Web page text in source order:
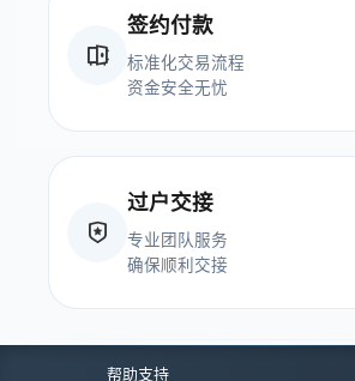
签约付款
标准化交易流程
资金安全无忧
过户交接
专业团队服务
确保顺利交接
帮助支持